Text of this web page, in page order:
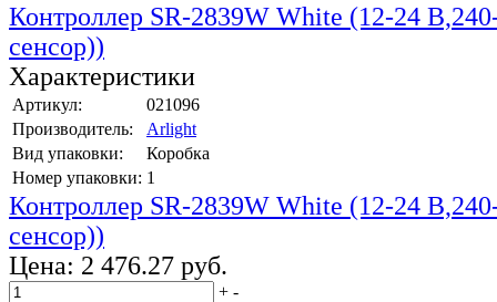
Контроллер SR-2839W White (12-24
сенсор))
Характеристики
Артикул:
021096
Производитель:
Arlight
Вид упаковки:
Коробка
Номер упаковки: 1
Контроллер SR-2839W White (12-24
сенсор))
Цена: 2 476.27 руб.
+ -